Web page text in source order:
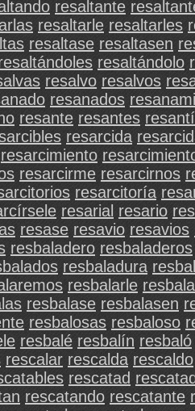
resaltante
resaltarle resaltarles
resaltase resaltasen
resaltándolo
resalvo resalvos
resanados
resante resantes
resarcida
resarcimiento
resarcirme resarcirnos
resarcitoría
resarial resario
resase resavio resavios
resbaladero resbaladeros
resbaladura
resbalarle
resbalase resbalasen
resbalosas resbaloso
resbalé resbalín resbaló
rescalar rescalda rescaldo
rescatad
rescatando rescatante